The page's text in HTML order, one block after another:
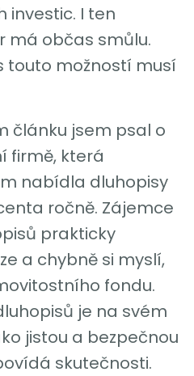
investic. I ten
má občas smůlu.
touto možností musí
článku jsem psal o
firmě, která
nabídla dluhopisy
ročně. Zájemce
prakticky
a chybně si myslí,
fondu.
je na svém
jistou a bezpečnou
skutečnosti.